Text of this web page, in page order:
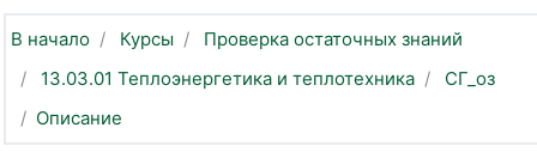
В начало Курсы
Проверка остаточных знаний
13.03.01 Теплоэнергетика и теплотехника
СГ_оз
Описание